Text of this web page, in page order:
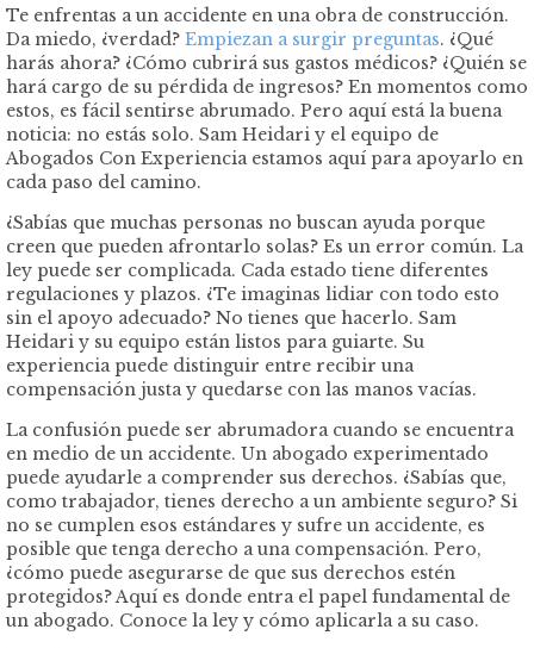
Te enfrentas a un accidente en una obra de construcción.
Da miedo, ¿verdad? Empiezan a surgir preguntas. ¿Qué
harás ahora? ¿Cómo cubrirá sus gastos médicos? ¿Quién se
hará cargo de su pérdida de ingresos? En momentos como
estos, es fácil sentirse abrumado. Pero aquí está la buena
noticia: no estás solo. Sam Heidari y el equipo de
Abogados Con Experiencia estamos aquí para apoyarlo en
cada paso del camino.
¿Sabías que muchas personas no buscan ayuda porque
creen que pueden afrontarlo solas? Es un error común. La
ley puede ser complicada. Cada estado tiene diferentes
regulaciones y plazos. ¿Te imaginas lidiar con todo esto
sin el apoyo adecuado? No tienes que hacerlo. Sam
Heidari y su equipo están listos para guiarte. Su
experiencia puede distinguir entre recibir una
compensación justa y quedarse con las manos vacías.
La confusión puede ser abrumadora cuando se encuentra
en medio de un accidente. Un abogado experimentado
puede ayudarle a comprender sus derechos. ¿Sabías que,
como trabajador, tienes derecho a un ambiente seguro? Si
no se cumplen esos estándares y sufre un accidente, es
posible que tenga derecho a una compensación. Pero,
¿cómo puede asegurarse de que sus derechos estén
protegidos? Aquí es donde entra el papel fundamental de
un abogado. Conoce la ley y cómo aplicarla a su caso.